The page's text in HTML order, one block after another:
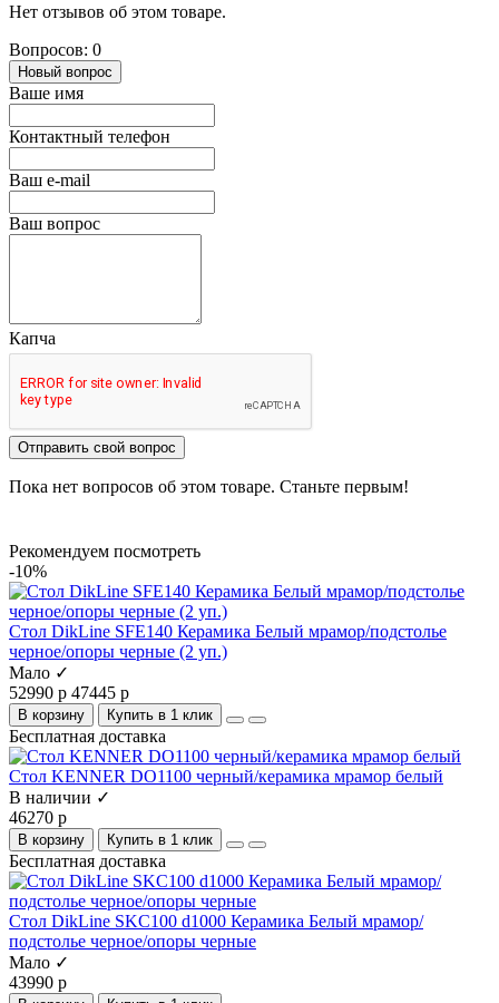
Нет отзывов об этом товаре.
Вопросов: 0
Новый вопрос
Ваше имя
Контактный телефон
Ваш e-mail
Ваш вопрос
Капча
Отправить свой вопрос
Пока нет вопросов об этом товаре. Станьте первым!
Рекомендуем посмотреть
-10%
Стол DikLine SFE140 Керамика Белый мрамор/подстолье
черное/опоры черные (2 уп.)
Мало ✓
52990 р 47445 р
В корзину Купить в 1 клик
Бесплатная доставка
Стол KENNER DO1100 черный/керамика мрамор белый
В наличии ✓
46270 р
В корзину Купить в 1 клик
Бесплатная доставка
Стол DikLine SKC100 d1000 Керамика Белый мрамор/
подстолье черное/опоры черные
Мало ✓
43990 р